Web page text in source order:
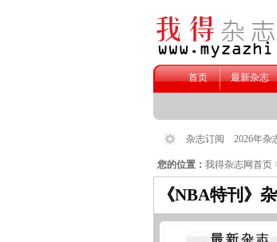
您的位置： 我得杂志网首页
《NBA特刊》